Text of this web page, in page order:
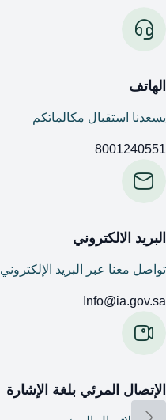
الهاتف
يسعدنا استقبال مكالماتكم
8001240551
البريد الالكتروني
تواصل معنا عبر البريد الإلكتروني
Info@ia.gov.sa
الإتصال المرئي بلغة الإشارة